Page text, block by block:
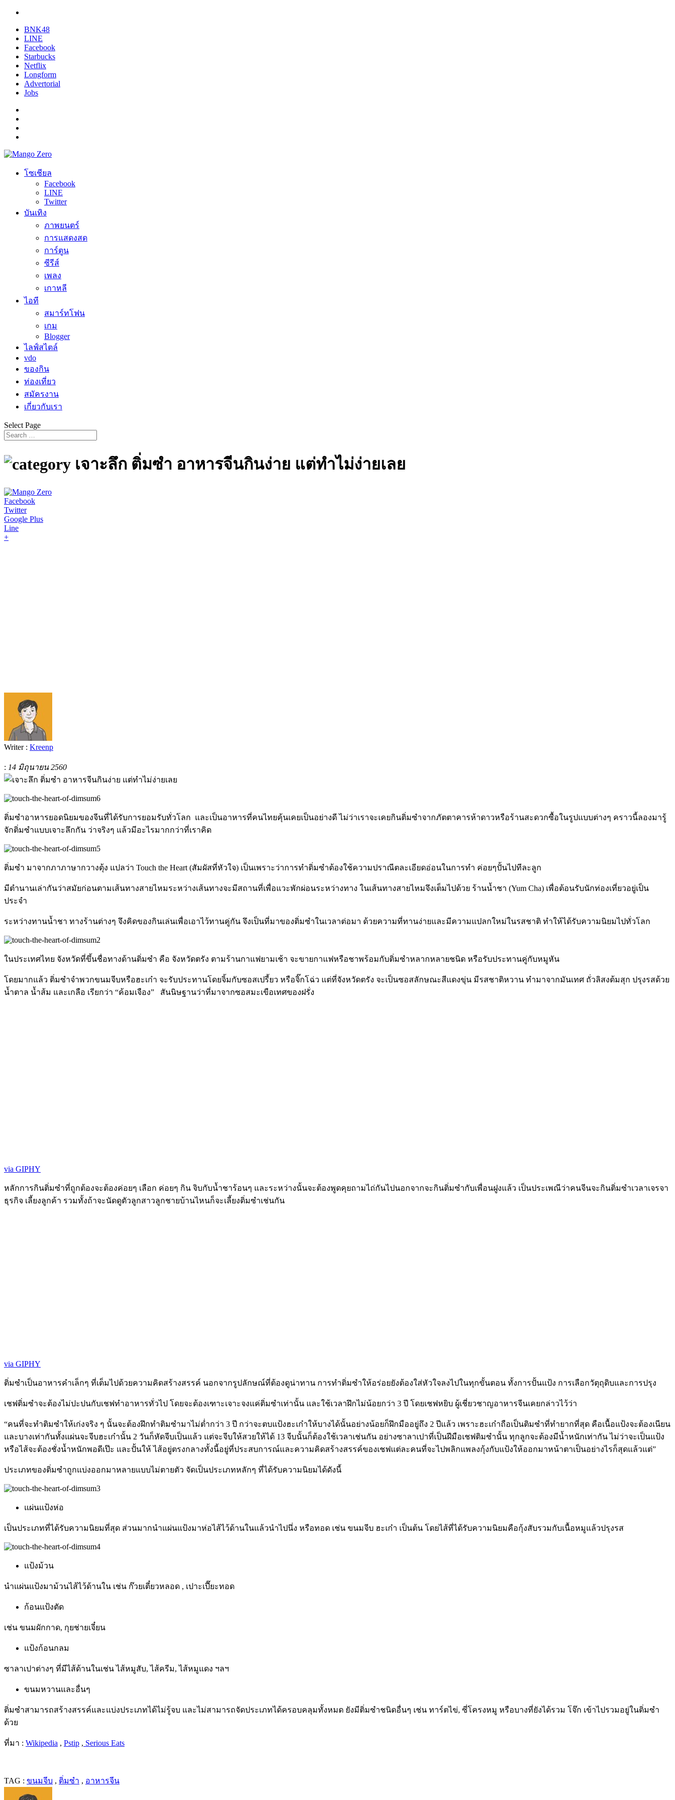
BNK48
LINE
Facebook
Starbucks
Netflix
Longform
Advertorial
Jobs
โซเชียล
Facebook
LINE
Twitter
บันเทิง
ภาพยนตร์
การแสดงสด
การ์ตูน
ซีรีส์
เพลง
เกาหลี
ไอที
สมาร์ทโฟน
เกม
Blogger
ไลฟ์สไตล์
vdo
ของกิน
ท่องเที่ยว
สมัครงาน
เกี่ยวกับเรา
Select Page
เจาะลึก ติ่มซำ อาหารจีนกินง่าย แต่ทำไม่ง่ายเลย
Facebook
Twitter
Google Plus
Line
+
Writer : Kreenp
: 14 มิถุนายน 2560
ติ่มซำอาหารยอดนิยมของจีนที่ได้รับการยอมรับทั่วโลก และเป็นอาหารที่คนไทยคุ้นเคยเป็นอย่างดี ไม่ว่าเราจะเคยกินติ่มซำจากภัตตาคารห้าดาวหรือร้านสะดวกซื้อในรูปแบบต่างๆ คราวนี้ลองมารู้
จักติ่มซำแบบเจาะลึกกัน ว่าจริงๆ แล้วมีอะไรมากกว่าที่เราคิด
ติ่มซำ มาจากภาภาษากวางตุ้ง แปลว่า Touch the Heart (สัมผัสที่หัวใจ) เป็นเพราะว่าการทำติ่มซำต้องใช้ความปราณีตละเอียดอ่อนในการทำ ค่อยๆปั้นไปทีละลูก
มีตำนานเล่ากันว่าสมัยก่อนตามเส้นทางสายไหมระหว่างเส้นทางจะมีสถานที่เพื่อแวะพักผ่อนระหว่างทาง ในเส้นทางสายไหมจึงเต็มไปด้วย ร้านน้ำชา (Yum Cha) เพื่อต้อนรับนักท่องเที่ยวอยู่เป็น
ประจำ
ระหว่างทานน้ำชา ทางร้านต่างๆ จึงคิดของกินเล่นเพื่อเอาไว้ทานคู่กัน จึงเป็นที่มาของติ่มซำในเวลาต่อมา ด้วยความที่ทานง่ายและมีความแปลกใหม่ในรสชาติ ทำให้ได้รับความนิยมไปทั่วโลก
ในประเทศไทย จังหวัดที่ขึ้นชื่อทางด้านติ่มซำ คือ จังหวัดตรัง ตามร้านกาแฟยามเช้า จะขายกาแฟหรือชาพร้อมกับติ่มซำหลากหลายชนิด หรือรับประทานคู่กับหมูหัน
โดยมากแล้ว ติ่มซำจำพวกขนมจีบหรือฮะเก๋า จะรับประทานโดยจิ้มกับซอสเปรี้ยว หรือจิ๊กโฉ่ว แต่ที่จังหวัดตรัง จะเป็นซอสลักษณะสีแดงขุ่น มีรสชาติหวาน ทำมาจากมันเทศ ถั่วลิสงต้มสุก ปรุงรสด้วย
น้ำตาล น้ำส้ม และเกลือ เรียกว่า “ค้อมเจือง” สันนิษฐานว่าที่มาจากซอสมะเขือเทศของฝรั่ง
via GIPHY
หลักการกินติ่มซำที่ถูกต้องจะต้องค่อยๆ เลือก ค่อยๆ กิน จิบกับน้ำชาร้อนๆ และระหว่างนั้นจะต้องพูดคุยถามไถ่กันไปนอกจากจะกินติ่มซำกับเพื่อนฝูงแล้ว เป็นประเพณีว่าคนจีนจะกินติ่มซำเวลาเจรจา
ธุรกิจ เลี้ยงลูกค้า รวมทั้งถ้าจะนัดดูตัวลูกสาวลูกชายบ้านไหนก็จะเลี้ยงติ่มซำเช่นกัน
via GIPHY
ติ่มซำเป็นอาหารคำเล็กๆ ที่เต็มไปด้วยความคิดสร้างสรรค์ นอกจากรูปลักษณ์ที่ต้องดูน่าทาน การทำติ่มซำให้อร่อยยังต้องใส่หัวใจลงไปในทุกขั้นตอน ทั้งการปั้นแป้ง การเลือกวัตุถุดิบและการปรุง
เชฟติ่มซำจะต้องไม่ปะปนกับเชฟทำอาหารทั่วไป โดยจะต้องเฑาะเจาะจงแค่ติ่มซำเท่านั้น และใช้เวลาฝึกไม่น้อยกว่า 3 ปี โดยเชฟหยิบ ผู้เชี่ยวชาญอาหารจีนเคยกล่าวไว้ว่า
“คนที่จะทำติมซำให้เก่งจริง ๆ นั้นจะต้องฝึกทำติมซำมาไม่ต่ำกว่า 3 ปี กว่าจะตบแป้งฮะเก๋าให้บางได้นั้นอย่างน้อยก็ฝึกมืออยู่ถึง 2 ปีแล้ว เพราะฮะเก๋าถือเป็นติมซำที่ทำยากที่สุด คือเนื้อแป้งจะต้องเนียน
และบางเท่ากันทั้งแผ่นจะจีบฮะเก๋านั้น 2 วันก็หัดจีบเป็นแล้ว แต่จะจีบให้สวยให้ได้ 13 จีบนั้นก็ต้องใช้เวลาเช่นกัน อย่างซาลาเปาที่เป็นฝีมือเชฟติมซำนั้น ทุกลูกจะต้องมีน้ำหนักเท่ากัน ไม่ว่าจะเป็นแป้ง
หรือไส้จะต้องชั่งน้ำหนักพอดีเป๊ะ และปั้นให้ ไส้อยู่ตรงกลางทั้งนี้อยู่ที่ประสบการณ์และความคิดสร้างสรรค์ของเชฟแต่ละคนที่จะไปพลิกแพลงกุ้งกับแป้งให้ออกมาหน้าตาเป็นอย่างไรก็สุดแล้วแต่”
ประเภทของติ่มซำถูกแบ่งออกมาหลายแบบไม่ตายตัว จัดเป็นประเภทหลักๆ ที่ได้รับความนิยมได้ดังนี้
แผ่นแป้งห่อ
เป็นประเภทที่ได้รับความนิยมที่สุด ส่วนมากนำแผ่นแป้งมาห่อไส้ไว้ด้านในแล้วนำไปนึ่ง หรือทอด เช่น ขนมจีบ ฮะเก๋า เป็นต้น โดยไส้ที่ได้รับความนิยมคือกุ้งสับรวมกับเนื้อหมูแล้วปรุงรส
แป้งม้วน
นำแผ่นแป้งมาม้วนไส้ไว้ด้านใน เช่น ก๊วยเตี๋ยวหลอด , เปาะเปี๊ยะทอด
ก้อนแป้งตัด
เช่น ขนมผักกาด, กุยช่ายเจี๋ยน
แป้งก้อนกลม
ซาลาเปาต่างๆ ที่มีไส้ด้านในเช่น ไส้หมูสับ, ไส้ครีม, ไส้หมูแดง ฯลฯ
ขนมหวานและอื่นๆ
ติ่มซำสามารถสร้างสรรค์และแบ่งประเภทได้ไม่รู้จบ และไม่สามารถจัดประเภทได้ครอบคลุมทั้งหมด ยังมีติ่มซำชนิดอื่นๆ เช่น ทาร์ตไข่, ซี่โครงหมู หรือบางที่ยังได้รวม โจ๊ก เข้าไปรวมอยู่ในติ่มซำ
ด้วย
ที่มา : Wikipedia , Pstip , Serious Eats
TAG : ขนมจีบ , ติ่มซำ , อาหารจีน